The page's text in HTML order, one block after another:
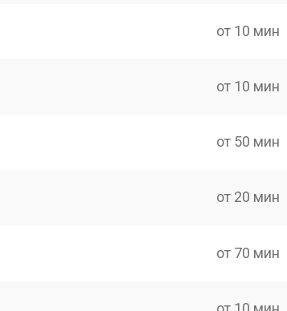
от 10 мин
от 10 мин
от 50 мин
от 20 мин
от 70 мин